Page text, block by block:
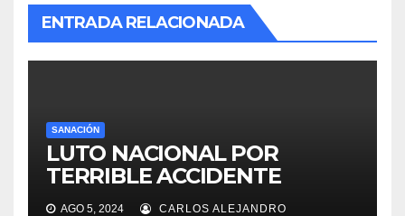
ENTRADA RELACIONADA
SANACIÓN
LUTO NACIONAL POR
TERRIBLE ACCIDENTE
AGO 5, 2024 CARLOS ALEJANDRO